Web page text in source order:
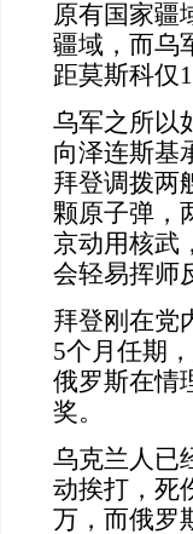
原有国家疆
疆域，而乌
距莫斯科仅
乌军之所以
向泽连斯基
拜登调拨两
颗原子弹，
京动用核武
会轻易挥师
拜登刚在党
5个月任期
俄罗斯在情
奖。
乌克兰人已
动挨打，死
万，而俄罗